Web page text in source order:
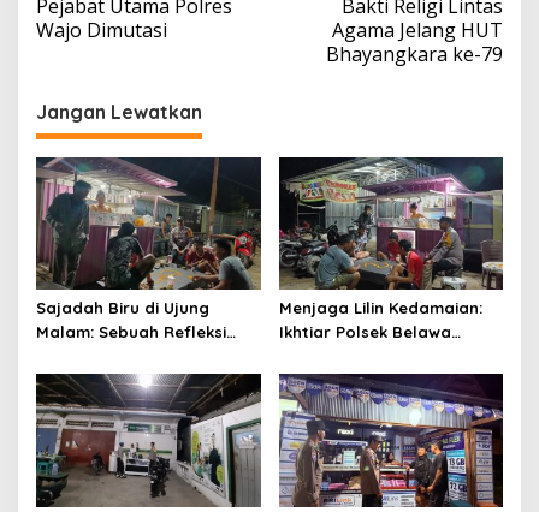
Pejabat Utama Polres
Wajo Dimutasi
Bakti Religi Lintas
Agama Jelang HUT
Bhayangkara ke-79
Jangan Lewatkan
Sajadah Biru di Ujung
Malam: Sebuah Refleksi
Silaturahmi
Menjaga Lilin Kedamaian:
Ikhtiar Polsek Belawa
Ketenteraman Umat